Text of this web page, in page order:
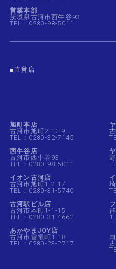
営業本部
茨城県古河市西牛谷93
TEL：0280-98-5011
■直営店
旭町本店
古河市旭町2-10-9
TEL：0280-32-7145
西牛谷店
古河市西牛谷93
TEL：0280-98-5011
イオン古河店
古河市旭町1-2-17
TEL：0280-31-5740
古河駅ビル店
古河市本町1-1-15
TEL：0280-31-4662
あかやまJOY店
古河市雷電町1-18
TEL：0280-23-2717
1